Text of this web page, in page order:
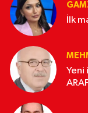
İlk
Yeni